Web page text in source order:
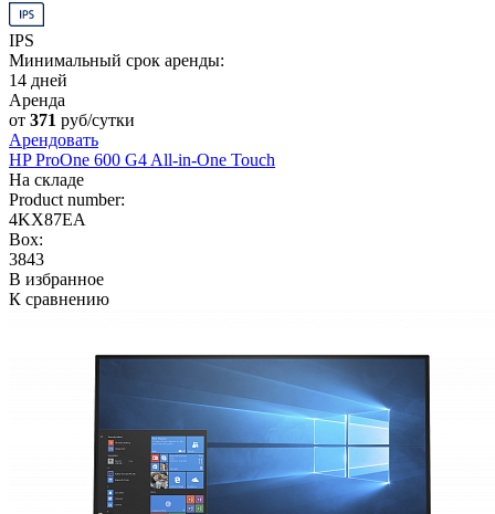
IPS
Минимальный срок аренды:
14 дней
Аренда
от 371 руб/сутки
Арендовать
HP ProOne 600 G4 All-in-One Touch
На складе
Product number:
4KX87EA
Box:
3843
В избранное
К сравнению